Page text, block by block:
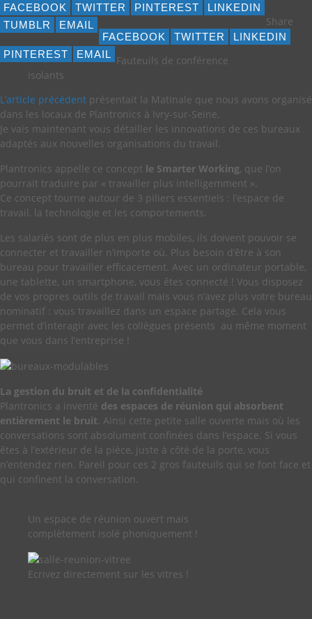
FACEBOOK TWITTER PINTEREST
LINKEDIN
TUMBLR
EMAIL Share
FACEBOOK TWITTER
LINKEDIN
PINTEREST
EMAIL Fauteuils de conférence
isolants
L’article précédent présentait la Matinale que nous avons organisé
dans les locaux de Plantronics à Ivry-sur-Seine.
Je vais maintenant vous détailler les innovations de ces bureaux
adaptés aux nouvelles organisations du travail.
Plantronics appelle ce concept le Smarter Working, que l’on
pourrait traduire par « travailler plus intelligemment ».
Ce concept tourne autour de 3 piliers essentiels : l’espace de
travail, la technologie et les comportements.
Les salariés sont de plus en plus mobiles, ils doivent pouvoir se
connecter et travailler n’importe où. Plus besoin d’être à son
bureau pour travailler efficacement. Avec un ordinateur portable,
une tablette, un smartphone, vous êtes connecté ! Vous disposez
de vos propres outils de travail mais vous n’avez plus votre bureau
nominatif : vous travaillez dans un espace partagé. Cela vous
permet d’interagir avec les collègues présents au même moment
que vous dans l’entreprise !
La gestion du bruit et de la confidentialité
Plantronics a inventé des espaces de réunion qui absorbent
entièrement le bruit. Ainsi cette petite salle ouverte mais où les
conversations sont absolument confinées dans l’espace. Si vous
êtes à l’extérieur de la pièce, juste à côté de la porte, vous
n’entendez rien. Pareil pour ces 2 gros fauteuils qui se font face et
qui confinent la conversation.
Un espace de réunion ouvert mais
complètement isolé phoniquement !
Ecrivez directement sur les vitres !